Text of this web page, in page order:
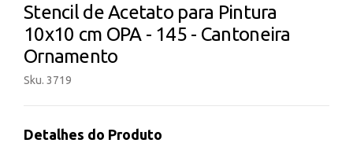
Stencil de Acetato para Pintura
10x10 cm OPA - 145 - Cantoneira
Ornamento
Sku. 3719
Detalhes do Produto